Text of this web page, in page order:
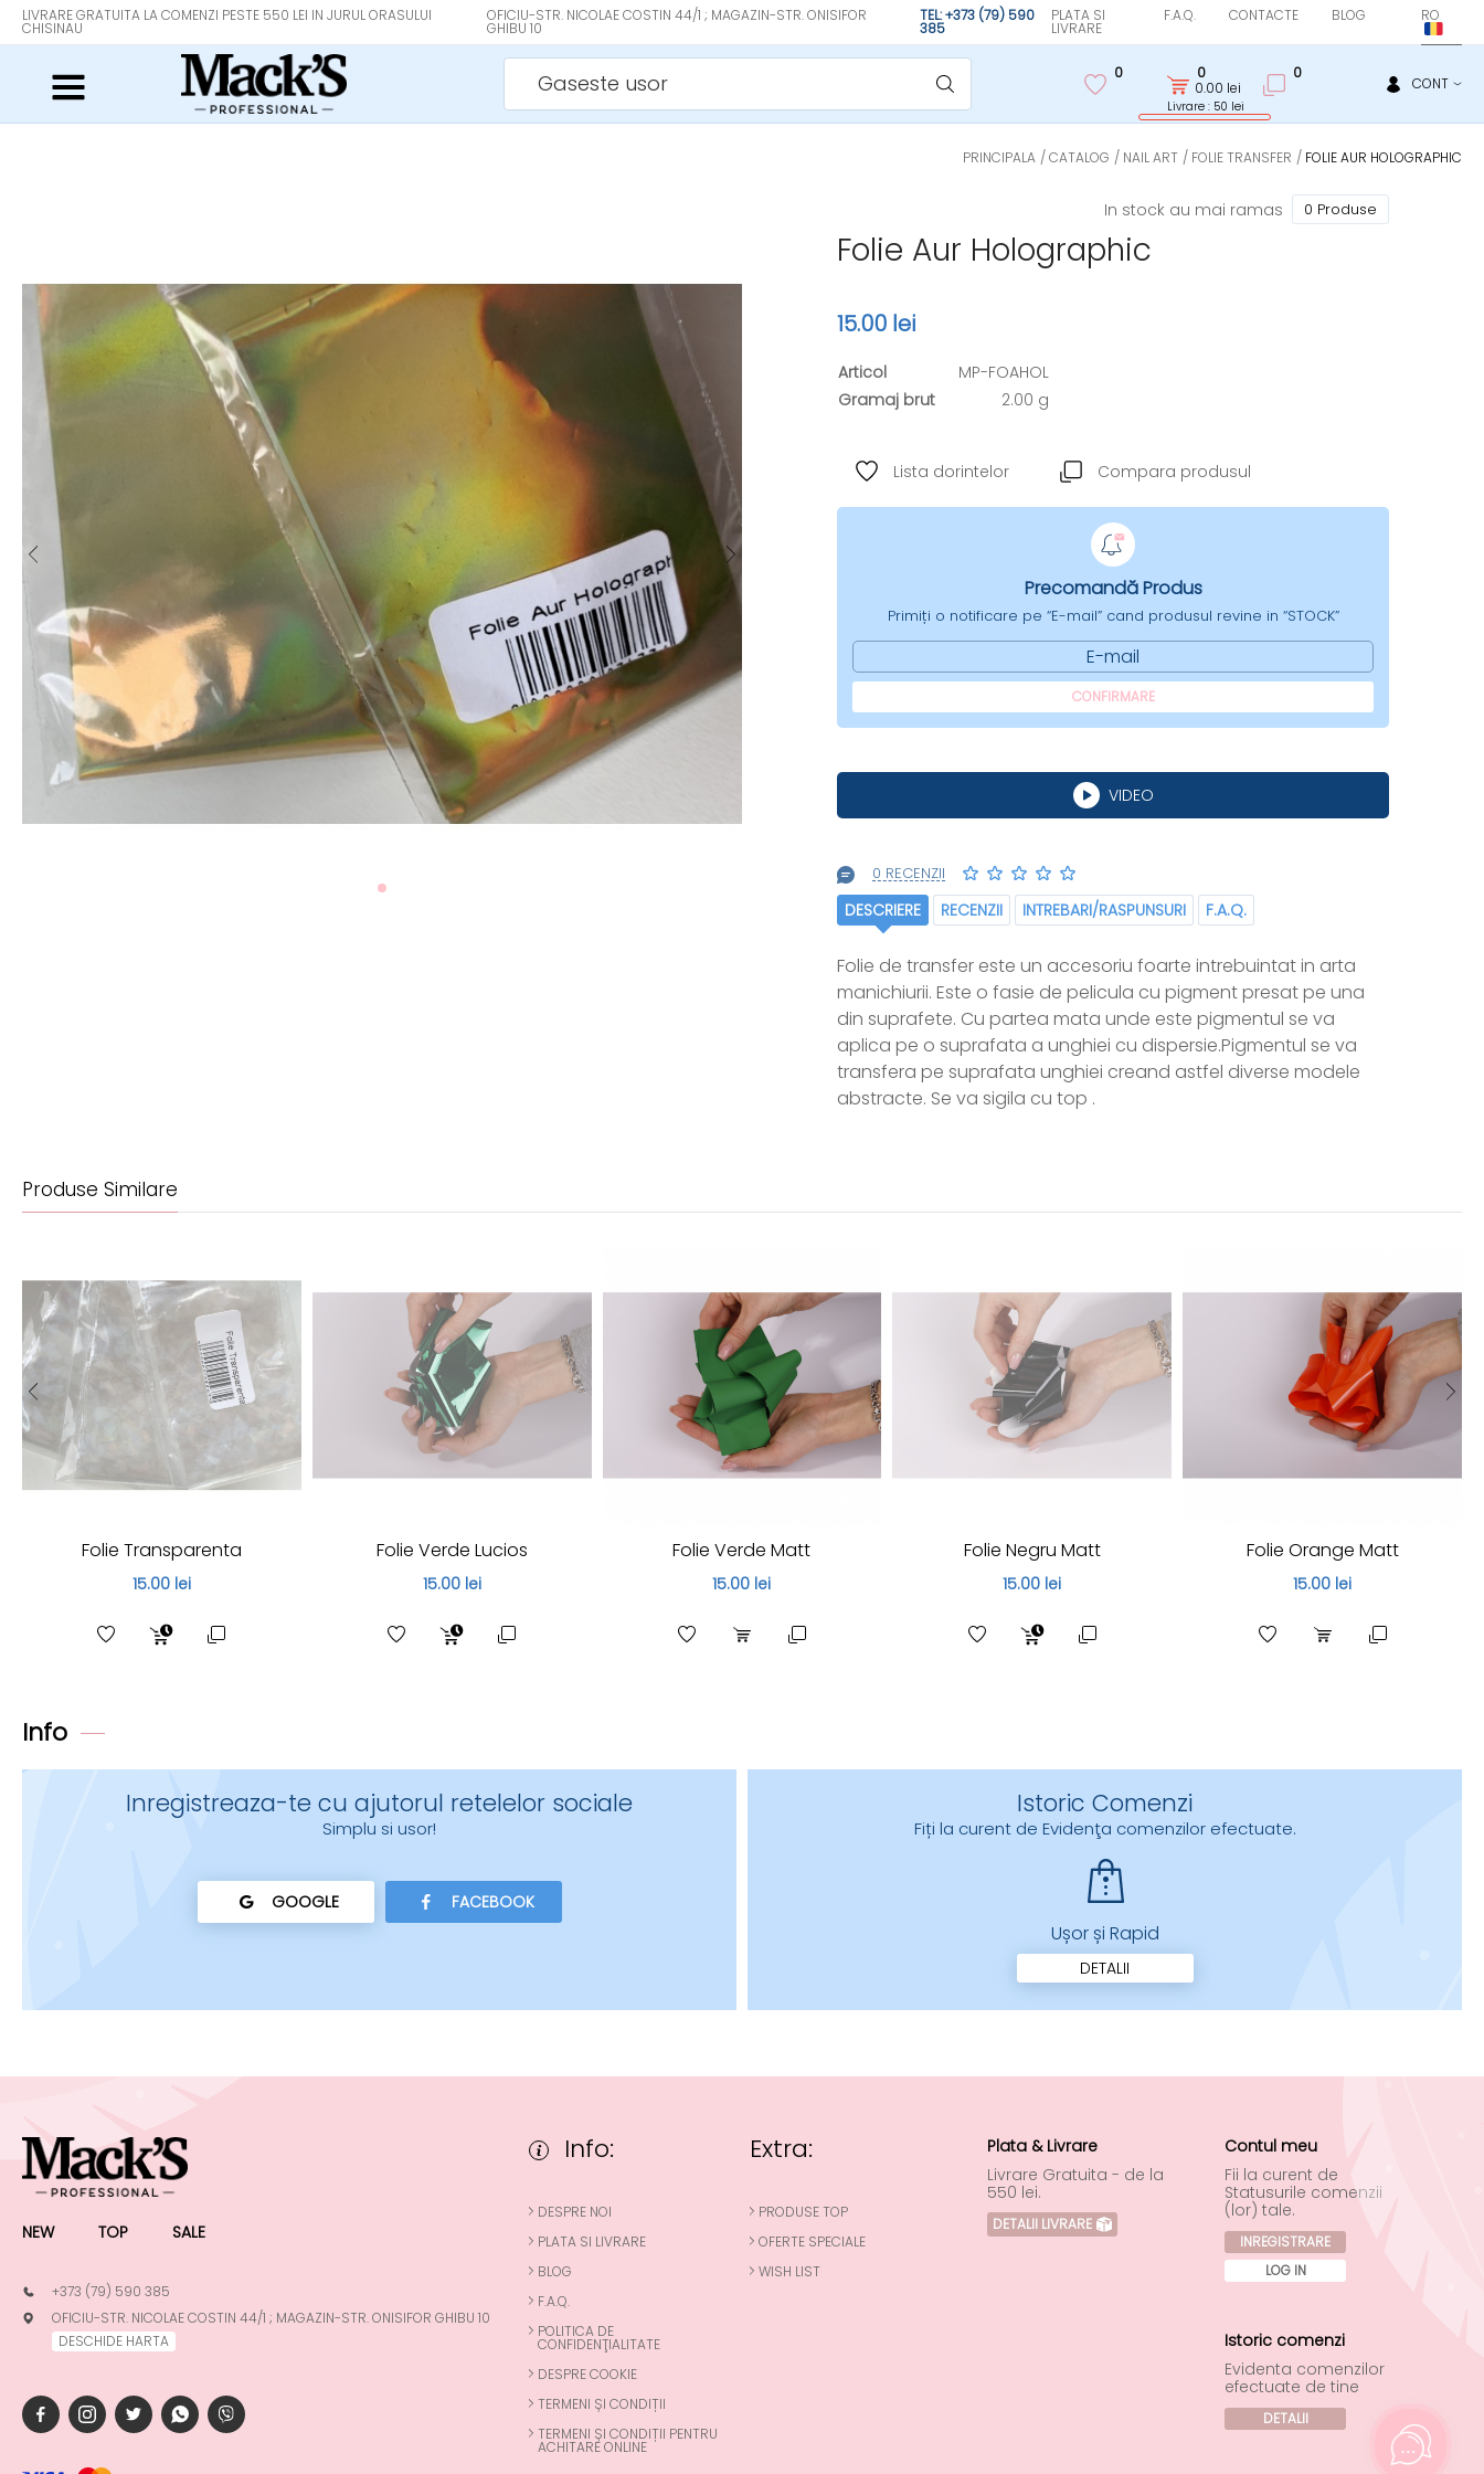
LIVRARE GRATUITA LA COMENZI PESTE 550 LEI IN JURUL ORASULUI
CHISINAU
OFICIU-STR. NICOLAE COSTIN 44/1 ; MAGAZIN-STR. ONISIFOR
GHIBU 10
TEL: +373 (79) 590
385
PLATA SI
LIVRARE
F.A.Q. CONTACTE BLOG RO
Gaseste usor 0
0
0.00 lei
Livrare : 50 lei
0
CONT
PRINCIPALA CATALOG NAIL ART FOLIE TRANSFER FOLIE AUR HOLOGRAPHIC
In stock au mai ramas 0 Produse
Folie Aur Holographic
15.00 lei
Articol
MP-FOAHOL
Gramaj brut
2.00 g
Lista dorintelor Compara produsul
Precomandă Produs
Primiți o notificare pe “E-mail” cand produsul revine in “STOCK”
E-mail
CONFIRMARE
VIDEO
0 RECENZII
DESCRIERE RECENZII INTREBARI/RASPUNSURI F.A.Q.
Folie de transfer este un accesoriu foarte intrebuintat in arta
manichiurii. Este o fasie de pelicula cu pigment presat pe una
din suprafete. Cu partea mata unde este pigmentul se va
aplica pe o suprafata a unghiei cu dispersie.Pigmentul se va
transfera pe suprafata unghiei creand astfel diverse modele
abstracte. Se va sigila cu top .
Produse Similare
Folie Transparenta
15.00 lei
Folie Verde Lucios
15.00 lei
Folie Verde Matt
15.00 lei
Folie Negru Matt
15.00 lei
Folie Orange Matt
15.00 lei
Info
Inregistreaza-te cu ajutorul retelelor sociale
Simplu si usor!
GOOGLE FACEBOOK
Istoric Comenzi
Fiți la curent de Evidenţa comenzilor efectuate.
Ușor și Rapid
DETALII
NEW TOP SALE
+373 (79) 590 385
OFICIU-STR. NICOLAE COSTIN 44/1 ; MAGAZIN-STR. ONISIFOR GHIBU 10
DESCHIDE HARTA
Info:
DESPRE NOI
PLATA SI LIVRARE
BLOG
F.A.Q.
POLITICA DE
CONFIDENŢIALITATE
DESPRE COOKIE
TERMENI ȘI CONDIȚII
TERMENI ȘI CONDIȚII PENTRU
ACHITARE ONLINE
Extra:
PRODUSE TOP
OFERTE SPECIALE
WISH LIST
Plata & Livrare
Livrare Gratuita - de la
550 lei.
DETALII LIVRARE
Contul meu
Fii la curent de
Statusurile comenzii
(lor) tale.
INREGISTRARE
LOG IN
Istoric comenzi
Evidenta comenzilor
efectuate de tine
DETALII